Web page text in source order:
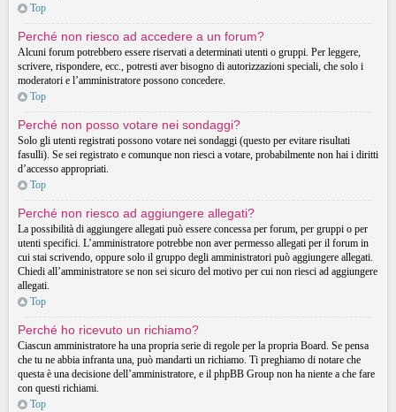
Top
Perché non riesco ad accedere a un forum?
Alcuni forum potrebbero essere riservati a determinati utenti o gruppi. Per leggere,
scrivere, rispondere, ecc., potresti aver bisogno di autorizzazioni speciali, che solo i
moderatori e l’amministratore possono concedere.
Top
Perché non posso votare nei sondaggi?
Solo gli utenti registrati possono votare nei sondaggi (questo per evitare risultati
fasulli). Se sei registrato e comunque non riesci a votare, probabilmente non hai i diritti
d’accesso appropriati.
Top
Perché non riesco ad aggiungere allegati?
La possibilità di aggiungere allegati può essere concessa per forum, per gruppi o per
utenti specifici. L’amministratore potrebbe non aver permesso allegati per il forum in
cui stai scrivendo, oppure solo il gruppo degli amministratori può aggiungere allegati.
Chiedi all’amministratore se non sei sicuro del motivo per cui non riesci ad aggiungere
allegati.
Top
Perché ho ricevuto un richiamo?
Ciascun amministratore ha una propria serie di regole per la propria Board. Se pensa
che tu ne abbia infranta una, può mandarti un richiamo. Ti preghiamo di notare che
questa è una decisione dell’amministratore, e il phpBB Group non ha niente a che fare
con questi richiami.
Top